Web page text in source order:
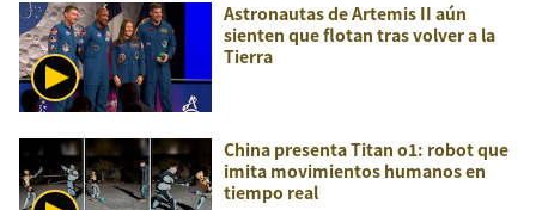
Astronautas de Artemis II aún
sienten que flotan tras volver a la
Tierra
China presenta Titan o1: robot que
imita movimientos humanos en
tiempo real